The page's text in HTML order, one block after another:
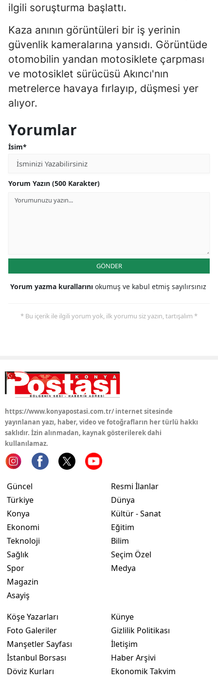
Malatya
Manisa
Kahramanmaraş
Samsun
Sivas
Şanlıurfa
Aksaray
Karaman
Ardahan
ilgili soruşturma başlattı.
Kaza anının görüntüleri bir iş yerinin
güvenlik kameralarına yansıdı. Görüntüde
otomobilin yandan motosiklete çarpması
ve motosiklet sürücüsü Akıncı'nın
metrelerce havaya fırlayıp, düşmesi yer
alıyor.
Yorumlar
İsim*
Yorum Yazın (500 Karakter)
GÖNDER
Yorum yazma kurallarını okumuş ve kabul etmiş sayılırsınız
* Bu içerik ile ilgili yorum yok, ilk yorumu siz yazın, tartışalım *
https://www.konyapostasi.com.tr/ internet sitesinde
yayınlanan yazı, haber, video ve fotoğrafların her türlü hakkı
saklıdır. İzin alınmadan, kaynak gösterilerek dahi
kullanılamaz.
Güncel
Türkiye
Konya
Ekonomi
Teknoloji
Sağlık
Spor
Magazin
Asayiş
Resmi İlanlar
Dünya
Kültür - Sanat
Eğitim
Bilim
Seçim Özel
Medya
Köşe Yazarları
Foto Galeriler
Manşetler Sayfası
İstanbul Borsası
Döviz Kurları
Künye
Gizlilik Politikası
İletişim
Haber Arşivi
Ekonomik Takvim